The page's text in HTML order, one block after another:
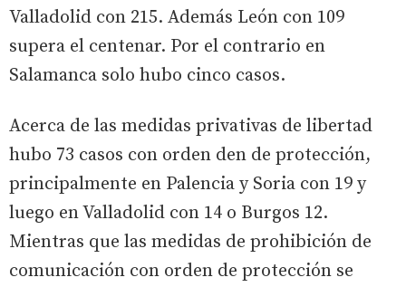
Valladolid con 215. Además León con 109
supera el centenar. Por el contrario en
Salamanca solo hubo cinco casos.
Acerca de las medidas privativas de libertad
hubo 73 casos con orden den de protección,
principalmente en Palencia y Soria con 19 y
luego en Valladolid con 14 o Burgos 12.
Mientras que las medidas de prohibición de
comunicación con orden de protección se